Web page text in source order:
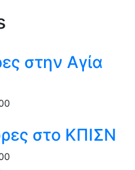
στην Αγία
στο ΚΠΙΣΝ